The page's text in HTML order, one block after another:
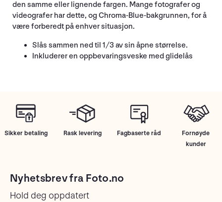
den samme eller lignende fargen. Mange fotografer og
videografer har dette, og Chroma-Blue-bakgrunnen, for å
være forberedt på enhver situasjon.
Slås sammen ned til 1/3 av sin åpne størrelse.
Inkluderer en oppbevaringsveske med glidelås
Sikker betaling Rask levering Fagbaserte råd
Fornøyde
kunder
Nyhetsbrev fra Foto.no
Hold deg oppdatert